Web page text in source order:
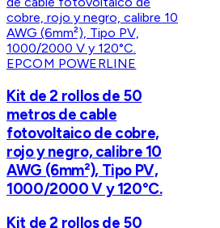
EPCOM POWERLINE
Kit de 2 rollos de 50
metros de cable
fotovoltaico de cobre,
rojo y negro, calibre 10
AWG (6mm²), Tipo PV,
1000/2000 V y 120°C.
Kit de 2 rollos de 50